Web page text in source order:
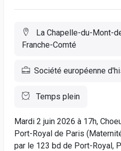
La Chapelle-du-Mont-
Franche-Comté
Société européenne
Temps plein
Mardi 2 juin 2026 à 17h,
Port-Royal de Paris
par le 123 bd de Port-Royal,